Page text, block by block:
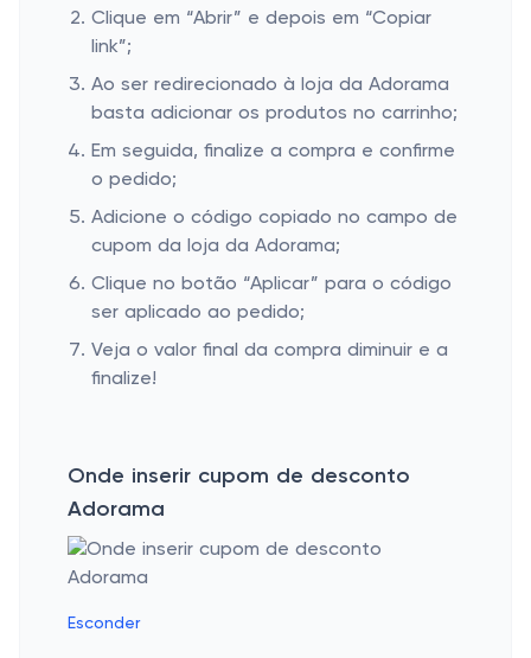
Clique em “Abrir” e depois em “Copiar
link”;
Ao ser redirecionado à loja da Adorama
basta adicionar os produtos no carrinho;
Em seguida, finalize a compra e confirme
o pedido;
Adicione o código copiado no campo de
cupom da loja da Adorama;
Clique no botão “Aplicar” para o código
ser aplicado ao pedido;
Veja o valor final da compra diminuir e a
finalize!
Onde inserir cupom de desconto
Adorama
Esconder